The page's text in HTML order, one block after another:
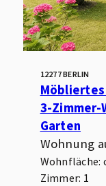
12277 BERLIN
3-Zimmer-
Garten
Wohnung
Wohnfläche:
Zimmer: 1